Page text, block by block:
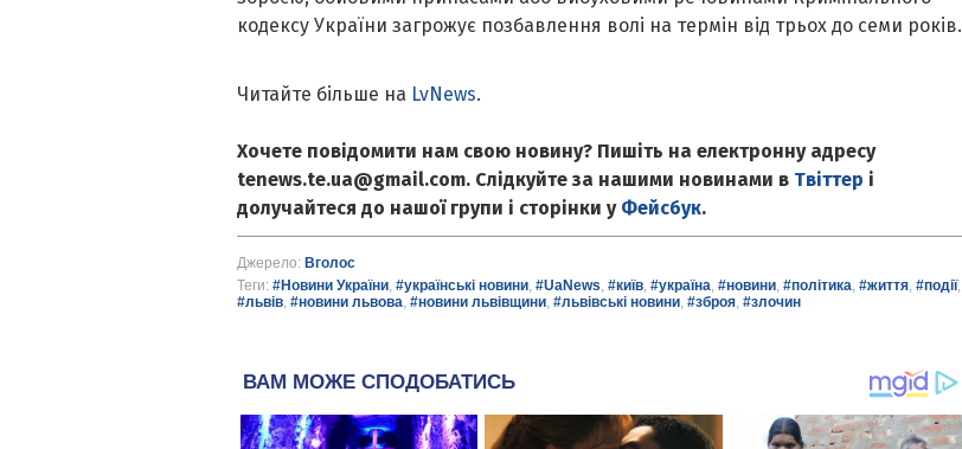
кодексу України загрожує позбавлення волі на термін від трьох до семи років.
Читайте більше на LvNews.
Хочете повідомити нам свою новину? Пишіть на електронну адресу
tenews.te.ua@gmail.com. Слідкуйте за нашими новинами в Твіттер і
долучайтеся до нашої групи і сторінки у Фейсбук.
Джерело: Вголос
Теги: #Новини України, #українські новини, #UaNews, #київ, #україна, #новини, #політика, #життя, #події,
#львів, #новини львова, #новини львівщини, #львівські новини, #зброя, #злочин